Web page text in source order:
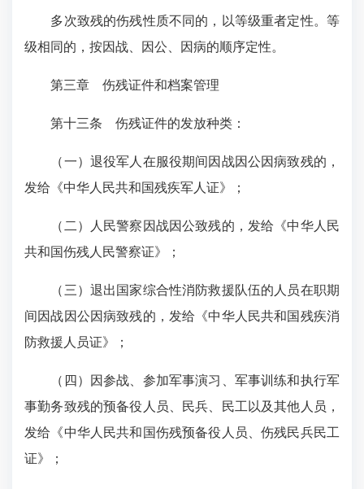
多次致残的伤残性质不同的，以等级重者定性。等
级相同的，按因战、因公、因病的顺序定性。
第三章 伤残证件和档案管理
第十三条 伤残证件的发放种类：
（一）退役军人在服役期间因战因公因病致残的，
发给《中华人民共和国残疾军人证》；
（二）人民警察因战因公致残的，发给《中华人民
共和国伤残人民警察证》；
（三）退出国家综合性消防救援队伍的人员在职期
间因战因公因病致残的，发给《中华人民共和国残疾消
防救援人员证》；
（四）因参战、参加军事演习、军事训练和执行军
事勤务致残的预备役人员、民兵、民工以及其他人员，
发给《中华人民共和国伤残预备役人员、伤残民兵民工
证》；